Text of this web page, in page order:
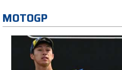
MOTOGP